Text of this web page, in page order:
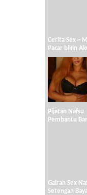
Cerita Sex ~
Pacar bikin
Pijatan Nafsu
Pembantu
Gairah Sex
Setengah